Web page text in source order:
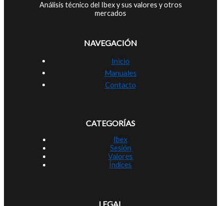
Análisis técnico del Ibex y sus valores y otros
mercados
NAVEGACIÓN
Inicio
Manuales
Contacto
CATEGORÍAS
Ibex
Sesión
Valores
Índices
LEGAL